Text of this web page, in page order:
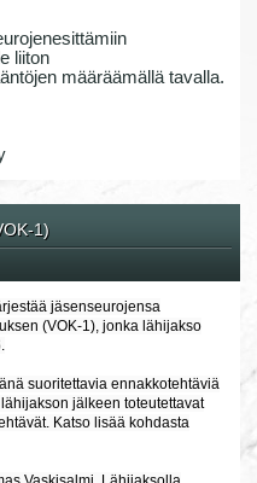
liiton
määräämällä tavalla.
1)
jäsenseurojensa
(VOK-1), jonka lähijakso
suoritettavia ennakkotehtäviä
jälkeen toteutettavat
Katso lisää kohdasta